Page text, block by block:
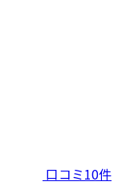
口コミ10件